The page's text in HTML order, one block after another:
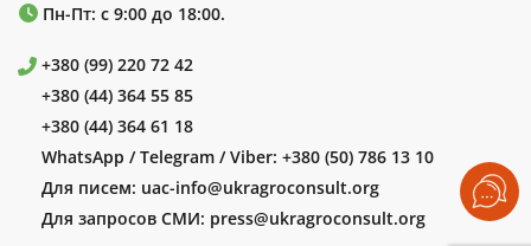
Пн-Пт: с 9:00 до 18:00.
+380 (99) 220 72 42
+380 (44) 364 55 85
+380 (44) 364 61 18
WhatsApp / Telegram / Viber: +380 (50) 786 13 10
Для писем: uac-info@ukragroconsult.org
Для запросов СМИ: press@ukragroconsult.org